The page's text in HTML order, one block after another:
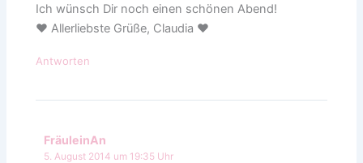
Ich wünsch Dir noch einen schönen Abend!
♥ Allerliebste Grüße, Claudia ♥
Antworten
FräuleinAn
5. August 2014 um 19:35 Uhr